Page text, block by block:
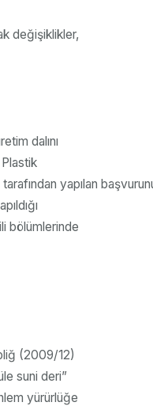
değişiklikler,
dalını
yapılan
bölümlerinde
(2009/12)
suni deri”
yürürlüğe